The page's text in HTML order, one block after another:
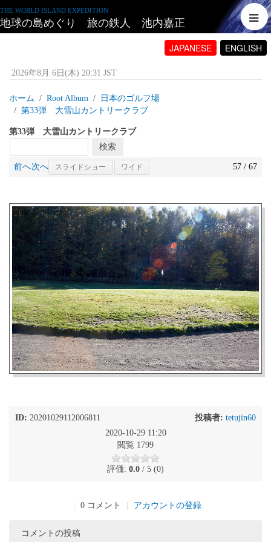
THE WORLD ISLAND EXPEDITION
地球の島めぐり 旅の鉄人 池内嘉正
JAPANESE ENGLISH
2026年8月 6日(木) 20:31 JST
ホーム Root Album
日本のゴルフ場
第33弾 大雪山カントリークラブ
第33弾 大雪山カントリークラブ
前へ次へ スライドショー ワイド 57 / 67
ID: 20201029112006811 投稿者: tetujin60
2020-10-29 11:20
閲覧 1799
評価: 0.0 / 5 (0)
0 コメント アカウントの登録
コメントの投稿